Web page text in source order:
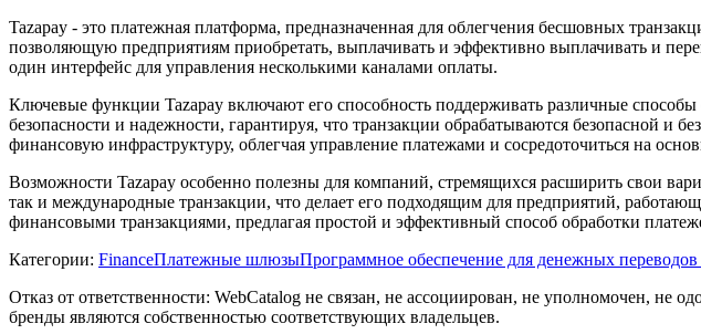
Tazapay - это платежная платформа, предназначенная для облегчения бесшовных
позволяющую предприятиям приобретать, выплачивать и эффективно выплачивать и
один интерфейс для управления несколькими каналами оплаты.
Ключевые функции Tazapay включают его способность поддерживать различные
безопасности и надежности, гарантируя, что транзакции обрабатываются безопасной
финансовую инфраструктуру, облегчая управление платежами и сосредоточиться на
Возможности Tazapay особенно полезны для компаний, стремящихся расширить свои
так и международные транзакции, что делает его подходящим для предприятий,
финансовыми транзакциями, предлагая простой и эффективный способ обработки
Категории: FinanceПлатежные шлюзыПрограммное обеспечение для денежных
Отказ от ответственности: WebCatalog не связан, не ассоциирован, не уполномочен, не
бренды являются собственностью соответствующих владельцев.